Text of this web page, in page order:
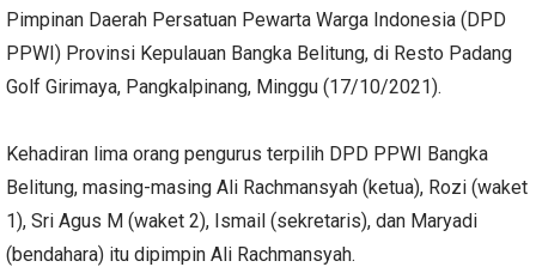
Pimpinan Daerah Persatuan Pewarta Warga Indonesia (DPD
PPWI) Provinsi Kepulauan Bangka Belitung, di Resto Padang
Golf Girimaya, Pangkalpinang, Minggu (17/10/2021).
Kehadiran lima orang pengurus terpilih DPD PPWI Bangka
Belitung, masing-masing Ali Rachmansyah (ketua), Rozi (waket
1), Sri Agus M (waket 2), Ismail (sekretaris), dan Maryadi
(bendahara) itu dipimpin Ali Rachmansyah.